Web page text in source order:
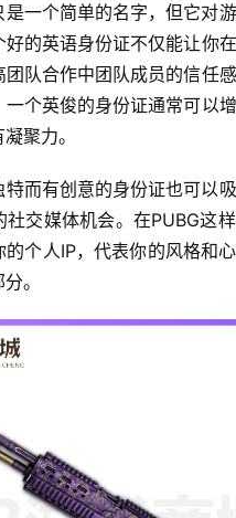
是一个简单的名字，但它对
的英语身份证不仅能让你
队合作中团队成员的信任
个英俊的身份证通常可以
聚力。
特而有创意的身份证也可以
社交媒体机会。在PUBG这
的个人IP，代表你的风格和
。